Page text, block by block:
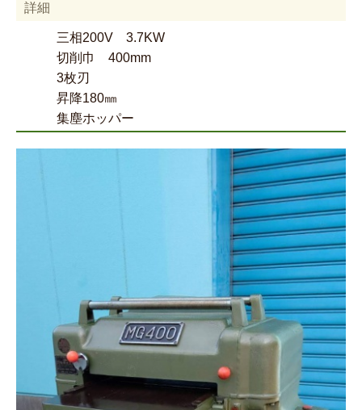
詳細
三相200V 3.7KW
切削巾 400mm
3枚刃
昇降180㎜
集塵ホッパー